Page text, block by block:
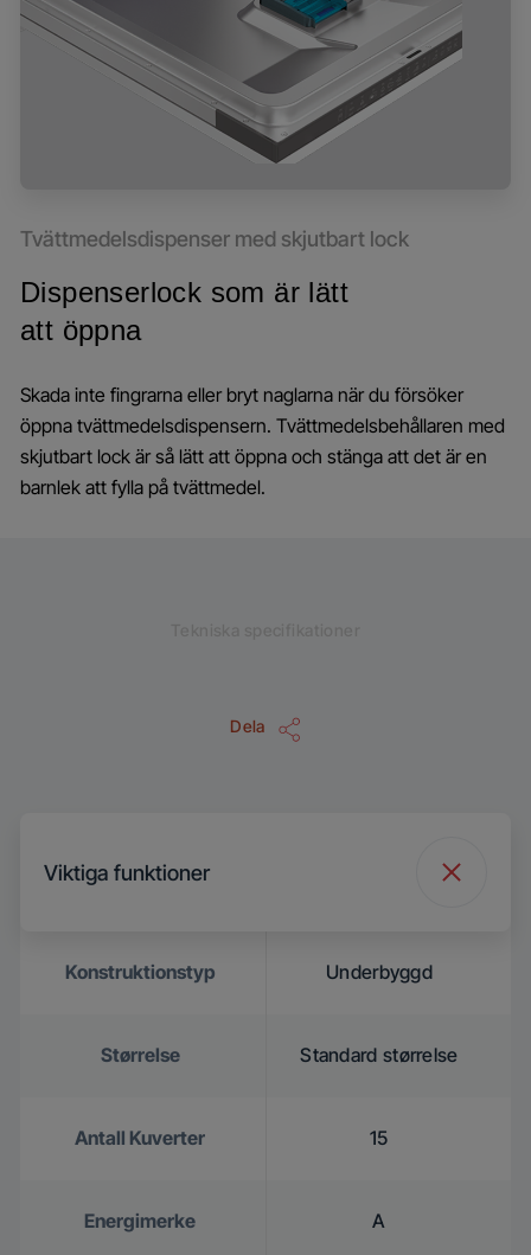
Tvättmedelsdispenser med skjutbart lock
Dispenserlock som är lätt
att öppna
Skada inte fingrarna eller bryt naglarna när du försöker
öppna tvättmedelsdispensern. Tvättmedelsbehållaren med
skjutbart lock är så lätt att öppna och stänga att det är en
barnlek att fylla på tvättmedel.
Dela
Viktiga funktioner
Konstruktionstyp Underbyggd
Størrelse Standard størrelse
Antall Kuverter 15
Energimerke A